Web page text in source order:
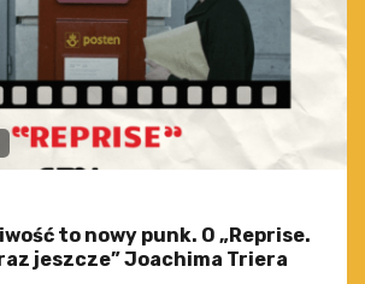
to nowy punk. O „Reprise.
jeszcze” Joachima Triera